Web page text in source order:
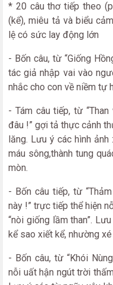
* 20 câu thơ tiếp theo
(kể), miêu tả và biểu
lệ có sức lay động lớn
- Bốn câu, từ “Giống
tác giả nhập vai vào
nhắc cho con về niềm tự
- Tám câu tiếp, từ “Than
đâu !” gợi tả thực cảnh
lăng. Lưu ý các hình
máu sông,thành tung
mòn.
- Bốn câu tiếp, từ
này !” trực tiếp thể hiện
“nòi giống lầm than”.
kể sao xiết kể, nhường
- Bốn câu, từ “Khói
nỗi uất hận ngút trời